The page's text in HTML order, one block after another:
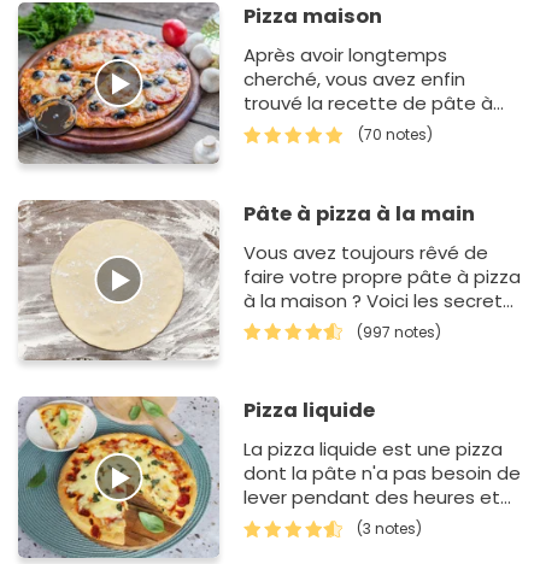
Pizza maison
Après avoir longtemps
cherché, vous avez enfin
trouvé la recette de pâte à
pizza la plus facile du monde !
Pas la peine d'êt…
(70 notes)
Pâte à pizza à la main
Vous avez toujours rêvé de
faire votre propre pâte à pizza
à la maison ? Voici les secrets
de fabrication de notre simpli…
(997 notes)
Pizza liquide
La pizza liquide est une pizza
dont la pâte n'a pas besoin de
lever pendant des heures et
qui est très liquide avant
cuisson : d'où le nom "pizz…
(3 notes)